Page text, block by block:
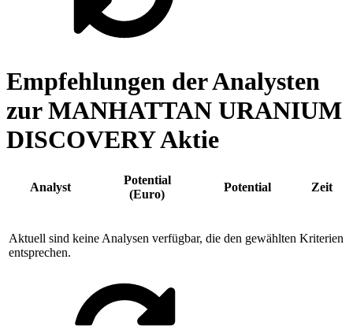
Empfehlungen der Analysten
zur MANHATTAN URANIUM
DISCOVERY Aktie
Analyst
Potential
(Euro)
Potential Zeit
Aktuell sind keine Analysen verfügbar, die den gewählten Kriterien
entsprechen.